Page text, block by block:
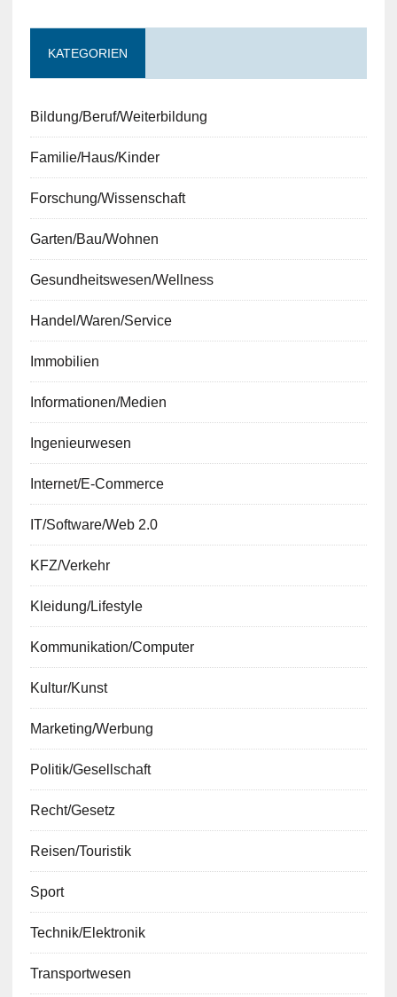
KATEGORIEN
Bildung/Beruf/Weiterbildung
Familie/Haus/Kinder
Forschung/Wissenschaft
Garten/Bau/Wohnen
Gesundheitswesen/Wellness
Handel/Waren/Service
Immobilien
Informationen/Medien
Ingenieurwesen
Internet/E-Commerce
IT/Software/Web 2.0
KFZ/Verkehr
Kleidung/Lifestyle
Kommunikation/Computer
Kultur/Kunst
Marketing/Werbung
Politik/Gesellschaft
Recht/Gesetz
Reisen/Touristik
Sport
Technik/Elektronik
Transportwesen